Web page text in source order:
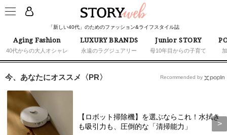
「新しい40代」のためのファッション&ライフスタイル誌
Aging Fashion
40代からの大人オシャレ
LUXURY BRANDS
永遠のラグジュアリー
Junior STORY
母10年目からの子育て
今、あなたにオススメ〈PR〉
【ロボット掃除機】を選ぶならこれ！水拭き
も吸引力も、圧倒的な「清掃能力」
Recommended by